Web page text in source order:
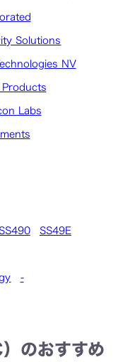
Solutions
NV
Labs
SS49E
-
のおすすめ